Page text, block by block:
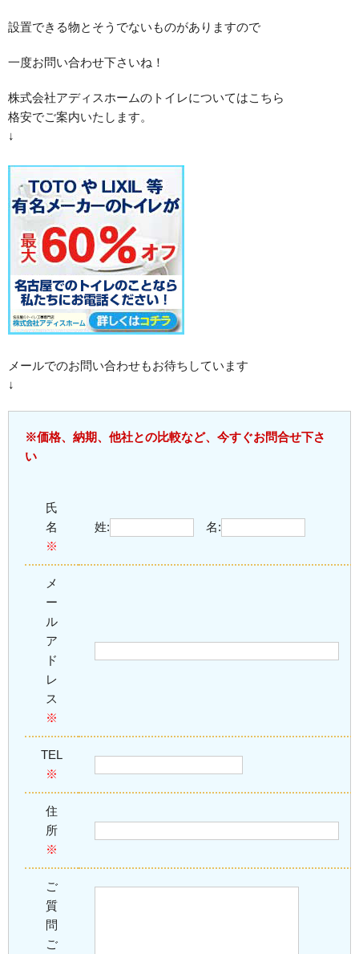
設置できる物とそうでないものがありますので
一度お問い合わせ下さいね！
株式会社アディスホームのトイレについてはこちら
格安でご案内いたします。
↓
メールでのお問い合わせもお待ちしています
↓
※価格、納期、他社との比較など、今すぐお問合せ下さ
い
氏
名
※
姓: 名:
メ
ー
ル
ア
ド
レ
ス
※
TEL
※
住
所
※
ご
質
問
ご